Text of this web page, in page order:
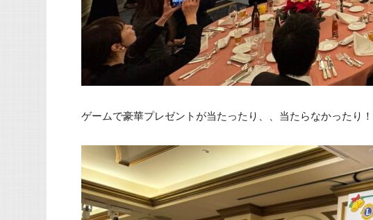
ゲームで豪華プレゼントが当たったり、、当たらなかったり！